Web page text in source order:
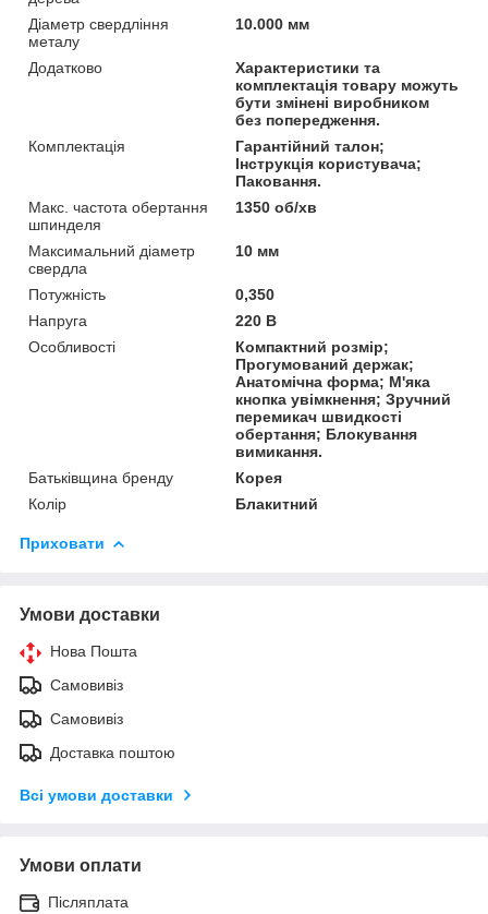
Діаметр свердління
металу
10.000 мм
Додатково
Характеристики та
комплектація товару можуть
бути змінені виробником
без попередження.
Комплектація
Гарантійний талон;
Інструкція користувача;
Паковання.
Макс. частота обертання
шпинделя
1350 об/хв
Максимальний діаметр
свердла
10 мм
Потужність
0,350
Напруга
220 В
Особливості
Компактний розмір;
Прогумований держак;
Анатомічна форма; М'яка
кнопка увімкнення; Зручний
перемикач швидкості
обертання; Блокування
вимикання.
Батьківщина бренду
Корея
Колір
Блакитний
Приховати
Умови доставки
Нова Пошта
Самовивіз
Самовивіз
Доставка поштою
Всі умови доставки
Умови оплати
Післяплата